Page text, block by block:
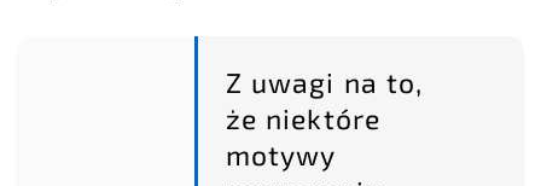
Z uwagi na to,
że niektóre
motywy